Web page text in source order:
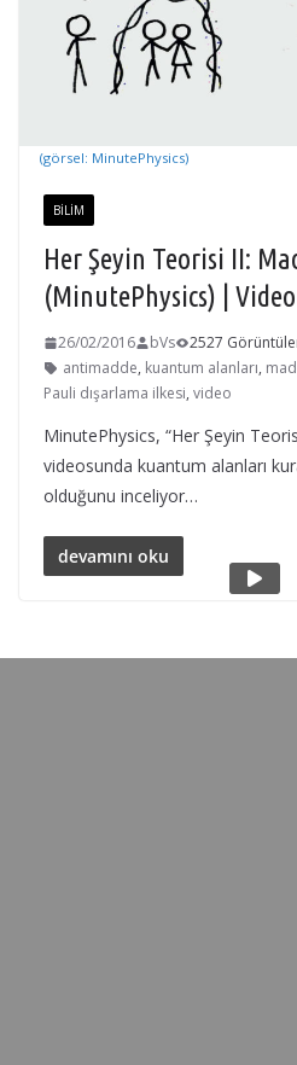
(görsel: MinutePhysics)
BILIM
Her Şeyin Teorisi II:
(MinutePhysics) | Video
26/02/2016 bVs
2527
antimadde, kuantum alanları,
Pauli dışarlama ilkesi, video
MinutePhysics, “Her Şeyin
videosunda kuantum alanları
olduğunu inceliyor…
devamını oku